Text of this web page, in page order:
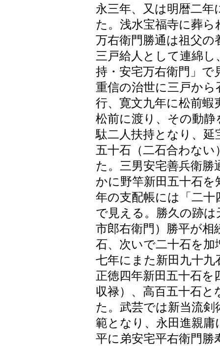
永三年、又は明暦二
た。浅水宝福寺に葬
万右衛門勝通は祖父の
三戸給人として連綿
持・安宅万右衛門」で
重信の治世に三戸か
行、寛文九年に松前
松前に渡り、その動
駄二人扶持となり、延
五十石（二石合わな
た。三男安宅善兵衛勝
かに野竿新田五十石
年の支配帳には「二十
で見える。勝久の跡
市郎右衛門）勝平が相
石、次いで二十石を
七年にまた新田九十
正徳四年新田五十石を
収禄）、高百五十石
た。武芸では新当流
範となり、永田進親
平に弟安宅平右衛門勝